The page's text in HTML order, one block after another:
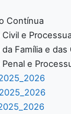
Contínua
Civil e
Família e das
Penal e